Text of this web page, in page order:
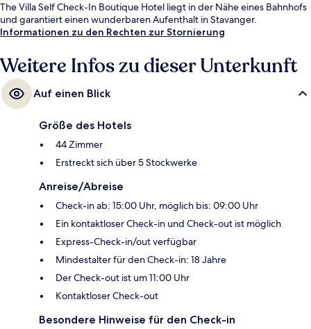
The Villa Self Check-In Boutique Hotel liegt in der Nähe eines Bahnhofs
und garantiert einen wunderbaren Aufenthalt in Stavanger.
Informationen zu den Rechten zur Stornierung
Weitere Infos zu dieser Unterkunft
Auf einen Blick
Größe des Hotels
44 Zimmer
Erstreckt sich über 5 Stockwerke
Anreise/Abreise
Check-in ab: 15:00 Uhr, möglich bis: 09:00 Uhr
Ein kontaktloser Check-in und Check-out ist möglich
Express-Check-in/out verfügbar
Mindestalter für den Check-in: 18 Jahre
Der Check-out ist um 11:00 Uhr
Kontaktloser Check-out
Besondere Hinweise für den Check-in